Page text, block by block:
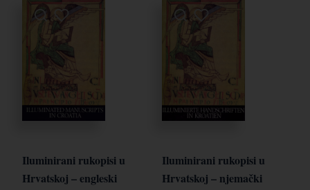
Iluminirani rukopisi u
Hrvatskoj – engleski
Iluminirani rukopisi u
Hrvatskoj – njemački